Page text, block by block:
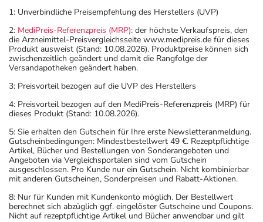
1: Unverbindliche Preisempfehlung des Herstellers (UVP)
2: MediPreis-Referenzpreis (MRP): der höchste Verkaufspreis, den
die Arzneimittel-Preisvergleichsseite www.medipreis.de für dieses
Produkt ausweist (Stand: 10.08.2026). Produktpreise können sich
zwischenzeitlich geändert und damit die Rangfolge der
Versandapotheken geändert haben.
3: Preisvorteil bezogen auf die UVP des Herstellers
4: Preisvorteil bezogen auf den MediPreis-Referenzpreis (MRP) für
dieses Produkt (Stand: 10.08.2026).
5: Sie erhalten den Gutschein für Ihre erste Newsletteranmeldung.
Gutscheinbedingungen: Mindestbestellwert 49 €. Rezeptpflichtige
Artikel, Bücher und Bestellungen von Sonderangeboten und
Angeboten via Vergleichsportalen sind vom Gutschein
ausgeschlossen. Pro Kunde nur ein Gutschein. Nicht kombinierbar
mit anderen Gutscheinen, Sonderpreisen und Rabatt-Aktionen.
8: Nur für Kunden mit Kundenkonto möglich. Der Bestellwert
berechnet sich abzüglich ggf. eingelöster Gutscheine und Coupons.
Nicht auf rezeptpflichtige Artikel und Bücher anwendbar und gilt